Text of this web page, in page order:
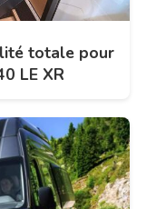
totale pour
LE XR